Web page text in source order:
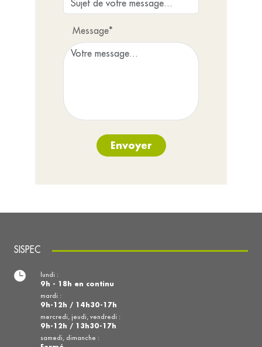
Message*
Envoyer
SISPEC
lundi :
9h - 18h en continu
mardi :
9h-12h / 14h30-17h
mercredi, jeudi, vendredi :
9h-12h / 13h30-17h
samedi, dimanche :